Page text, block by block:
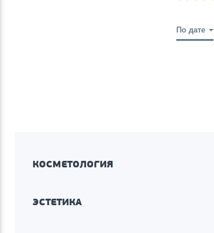
По дате
КОСМЕТОЛОГИЯ
ЭСТЕТИКА